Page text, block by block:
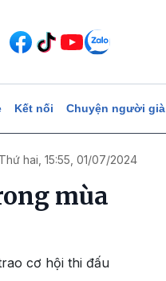
Kết nối Chuyện người già
Thứ hai, 15:55, 01/07/2024
mùa
cơ hội thi đấu